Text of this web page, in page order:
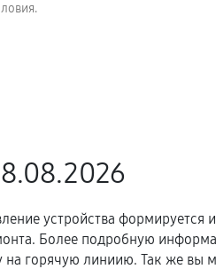
устройства формируется
Более подробную
на горячую линиию. Так же вы